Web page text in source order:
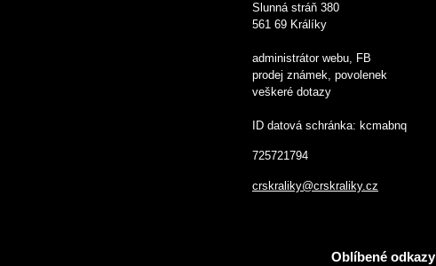
Slunná stráň 380
561 69 Králíky
administrátor webu, FB
prodej známek, povolenek
veškeré dotazy
ID datová schránka: kcmabnq
725721794
crskraliky@crskraliky.cz
Oblíbené odkazy